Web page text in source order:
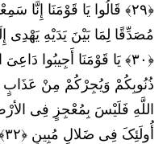
﴿٢٩﴾ قَالُوا یَا قَوْمَنَا
مُصَدِّقًا لِمَا بَیْنَ یَدَیْهِ
﴿٣٠﴾ یَا قَوْمَنَا أَجِیبُوا
اللَّهِ فَلَیْسَ بِمُعْجِزٍ فِی